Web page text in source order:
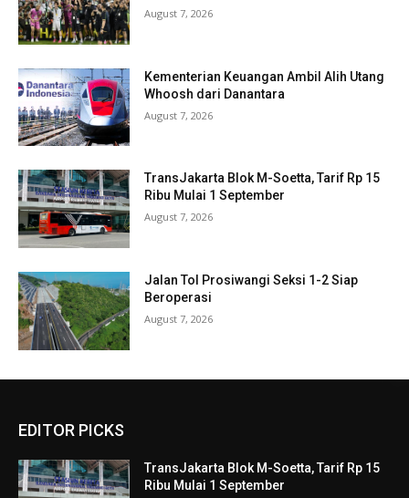
August 7, 2026
Kementerian Keuangan Ambil Alih Utang
Whoosh dari Danantara
August 7, 2026
TransJakarta Blok M-Soetta, Tarif Rp 15
Ribu Mulai 1 September
August 7, 2026
Jalan Tol Prosiwangi Seksi 1-2 Siap
Beroperasi
August 7, 2026
EDITOR PICKS
TransJakarta Blok M-Soetta, Tarif Rp 15
Ribu Mulai 1 September